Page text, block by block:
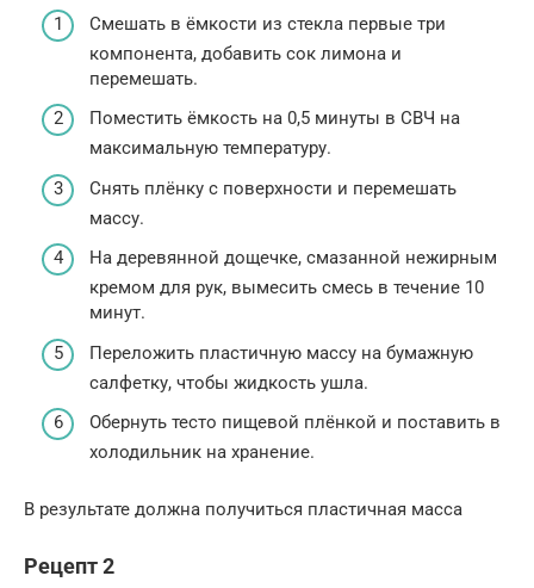
Смешать в ёмкости из стекла первые три
компонента, добавить сок лимона и
перемешать.
Поместить ёмкость на 0,5 минуты в СВЧ на
максимальную температуру.
Снять плёнку с поверхности и перемешать
массу.
На деревянной дощечке, смазанной нежирным
кремом для рук, вымесить смесь в течение 10
минут.
Переложить пластичную массу на бумажную
салфетку, чтобы жидкость ушла.
Обернуть тесто пищевой плёнкой и поставить в
холодильник на хранение.
В результате должна получиться пластичная масса
Рецепт 2